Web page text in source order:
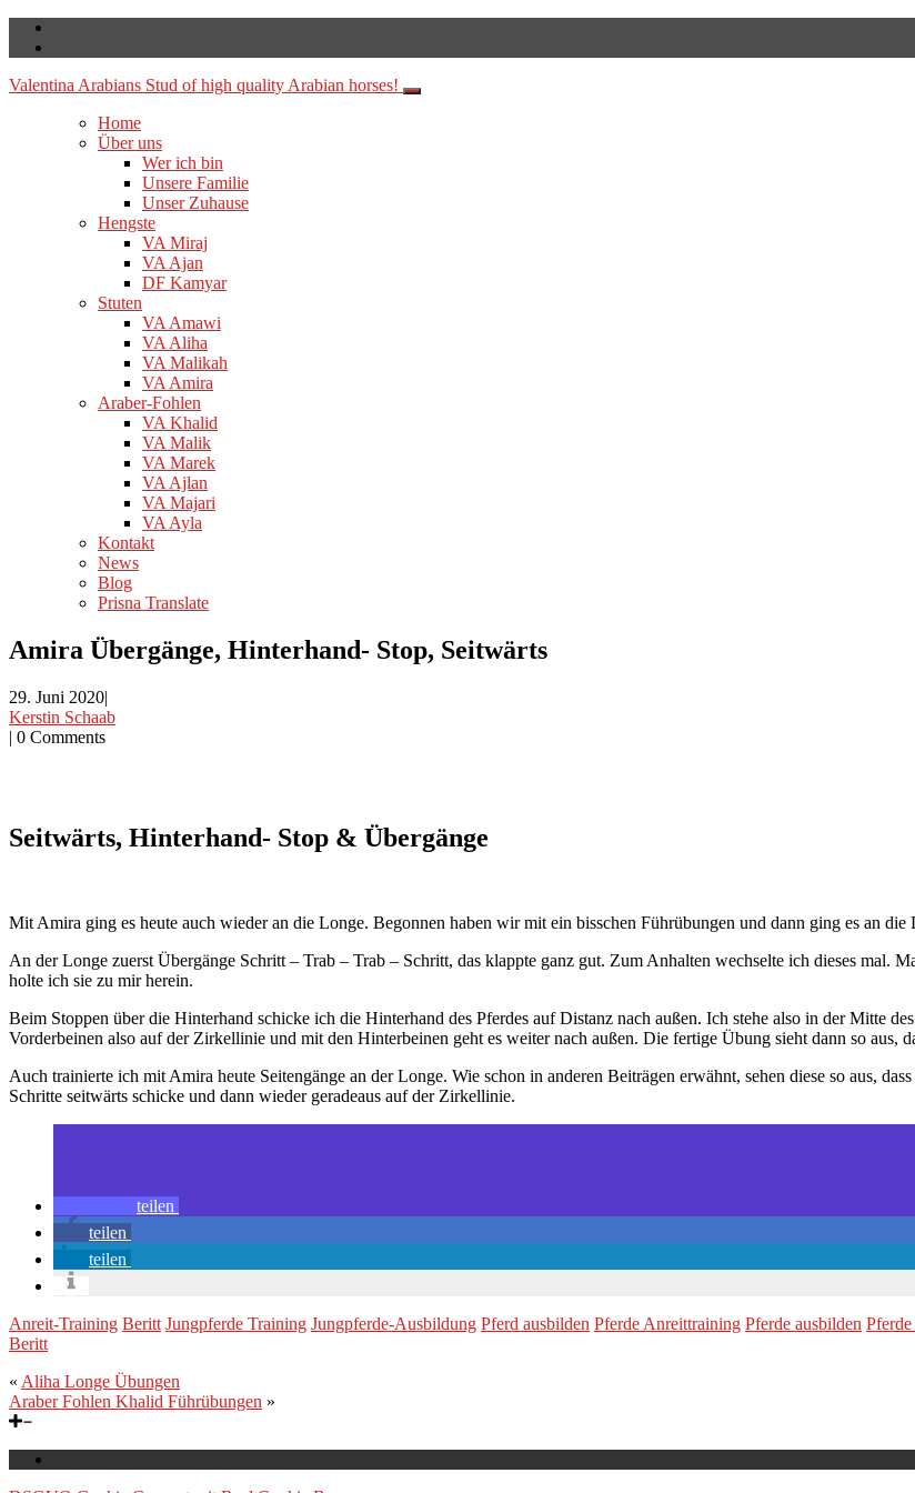
Valentina Arabians Stud of high quality Arabian horses!
Home
Über uns
Wer ich bin
Unsere Familie
Unser Zuhause
Hengste
VA Miraj
VA Ajan
DF Kamyar
Stuten
VA Amawi
VA Aliha
VA Malikah
VA Amira
Araber-Fohlen
VA Khalid
VA Malik
VA Marek
VA Ajlan
VA Majari
VA Ayla
Kontakt
News
Blog
Prisna Translate
Amira Übergänge, Hinterhand- Stop, Seitwärts
29. Juni 2020|
Kerstin Schaab
| 0 Comments
Seitwärts, Hinterhand- Stop & Übergänge
Mit Amira ging es heute auch wieder an die Longe. Begonnen haben wir mit ein bisschen Führübungen und dann ging es an die
An der Longe zuerst Übergänge Schritt – Trab – Trab – Schritt, das klappte ganz gut. Zum Anhalten wechselte ich dieses mal.
holte ich sie zu mir herein.
Beim Stoppen über die Hinterhand schicke ich die Hinterhand des Pferdes auf Distanz nach außen. Ich stehe also in der Mitte
Vorderbeinen also auf der Zirkellinie und mit den Hinterbeinen geht es weiter nach außen. Die fertige Übung sieht dann so aus,
Auch trainierte ich mit Amira heute Seitengänge an der Longe. Wie schon in anderen Beiträgen erwähnt, sehen diese so aus,
Schritte seitwärts schicke und dann wieder geradeaus auf der Zirkellinie.
teilen
teilen
teilen
Anreit-Training Beritt Jungpferde Training Jungpferde-Ausbildung Pferd ausbilden Pferde Anreittraining Pferde ausbilden
Beritt
« Aliha Longe Übungen
Araber Fohlen Khalid Führübungen »